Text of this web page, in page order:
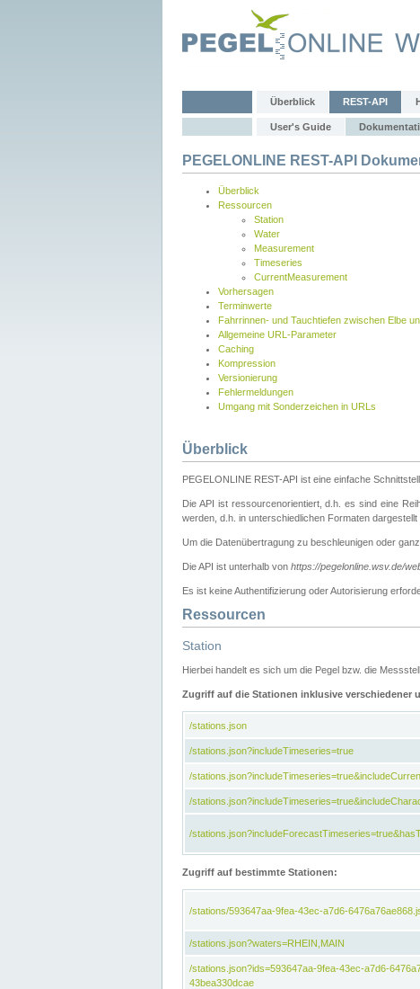
Überblick REST-API
User's Guide
PEGELONLINE REST-API
Überblick
Ressourcen
Station
Water
Measurement
Timeseries
CurrentMeasurement
Vorhersagen
Terminwerte
Fahrrinnen- und Tauchtiefen zwischen Elbe
Allgemeine URL-Parameter
Caching
Kompression
Versionierung
Fehlermeldungen
Umgang mit Sonderzeichen in URLs
Überblick
PEGELONLINE REST-API ist eine einfache
Die API ist ressourcenorientiert, d.h. es sind eine
werden, d.h. in unterschiedlichen Formaten
Um die Datenübertragung zu beschleunigen oder
Die API ist unterhalb von https://pegelonline.wsv.de/
Es ist keine Authentifizierung oder Autorisierung
Ressourcen
Station
Hierbei handelt es sich um die Pegel bzw. die
Zugriff auf die Stationen inklusive verschiedener
/stations.json
/stations.json?includeTimeseries=true
/
/
/
Zugriff auf bestimmte Stationen:
/stations/593647aa-9fea-43ec-a7d6-
/stations.json?waters=RHEIN,MAIN
/stations.json?ids=593647aa-9fea-43ec-a7d6-
43bea330dcae